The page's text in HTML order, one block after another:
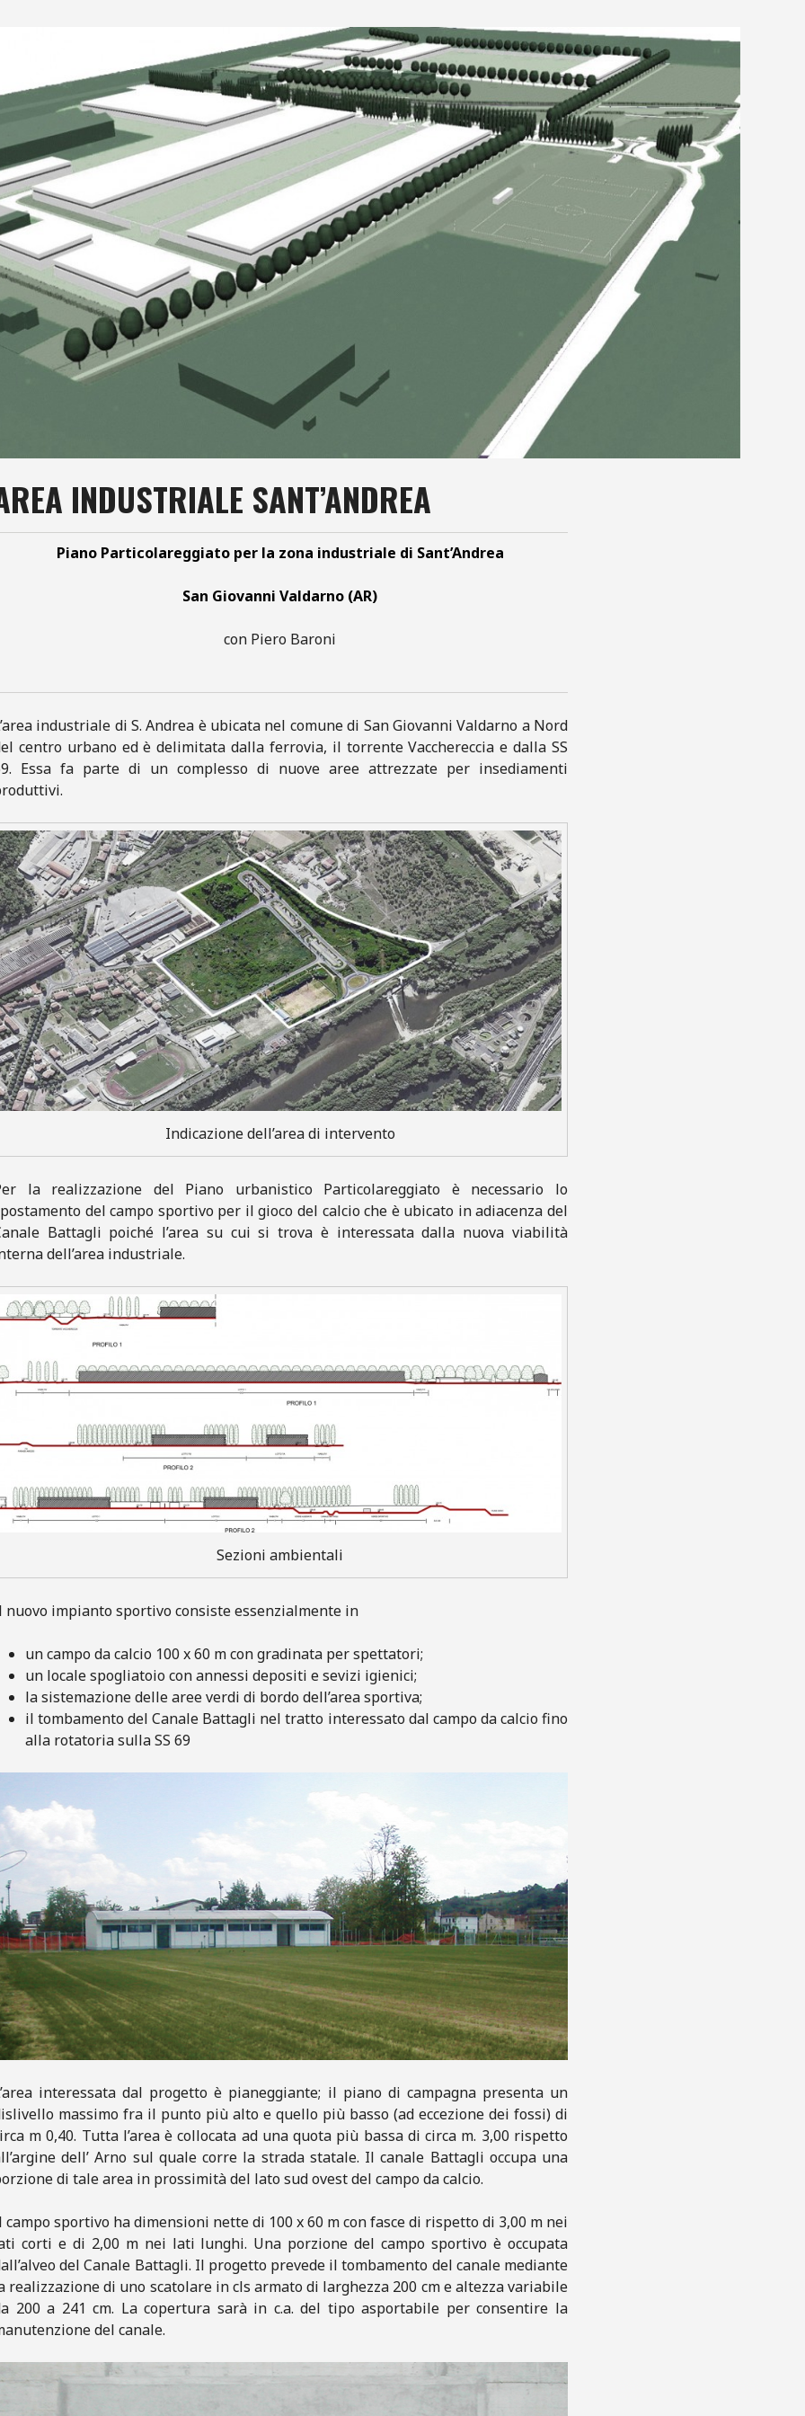
INDUSTRIALE SANT’ANDREA
Piano Particolareggiato per la zona industriale di Sant’Andrea
San Giovanni Valdarno (AR)
con Piero Baroni
industriale di S. Andrea è ubicata nel comune di San Giovanni Valdarno a Nord
centro urbano ed è delimitata dalla ferrovia, il torrente Vacchereccia e dalla SS
Essa fa parte di un complesso di nuove aree attrezzate per insediamenti
Indicazione dell’area di intervento
la realizzazione del Piano urbanistico Particolareggiato è necessario lo
del campo sportivo per il gioco del calcio che è ubicato in adiacenza del
Battagli poiché l’area su cui si trova è interessata dalla nuova viabilità
dell’area industriale.
Sezioni ambientali
nuovo impianto sportivo consiste essenzialmente in
un campo da calcio 100 x 60 m con gradinata per spettatori;
un locale spogliatoio con annessi depositi e sevizi igienici;
la sistemazione delle aree verdi di bordo dell’area sportiva;
il tombamento del Canale Battagli nel tratto interessato dal campo da calcio fino
alla rotatoria sulla SS 69
interessata dal progetto è pianeggiante; il piano di campagna presenta un
massimo fra il punto più alto e quello più basso (ad eccezione dei fossi) di
m 0,40. Tutta l’area è collocata ad una quota più bassa di circa m. 3,00 rispetto
dell’ Arno sul quale corre la strada statale. Il canale Battagli occupa una
di tale area in prossimità del lato sud ovest del campo da calcio.
campo sportivo ha dimensioni nette di 100 x 60 m con fasce di rispetto di 3,00 m nei
corti e di 2,00 m nei lati lunghi. Una porzione del campo sportivo è occupata
del Canale Battagli. Il progetto prevede il tombamento del canale mediante
realizzazione di uno scatolare in cls armato di larghezza 200 cm e altezza variabile
200 a 241 cm. La copertura sarà in c.a. del tipo asportabile per consentire la
del canale.